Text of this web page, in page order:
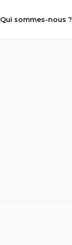
Qui sommes-nous ?